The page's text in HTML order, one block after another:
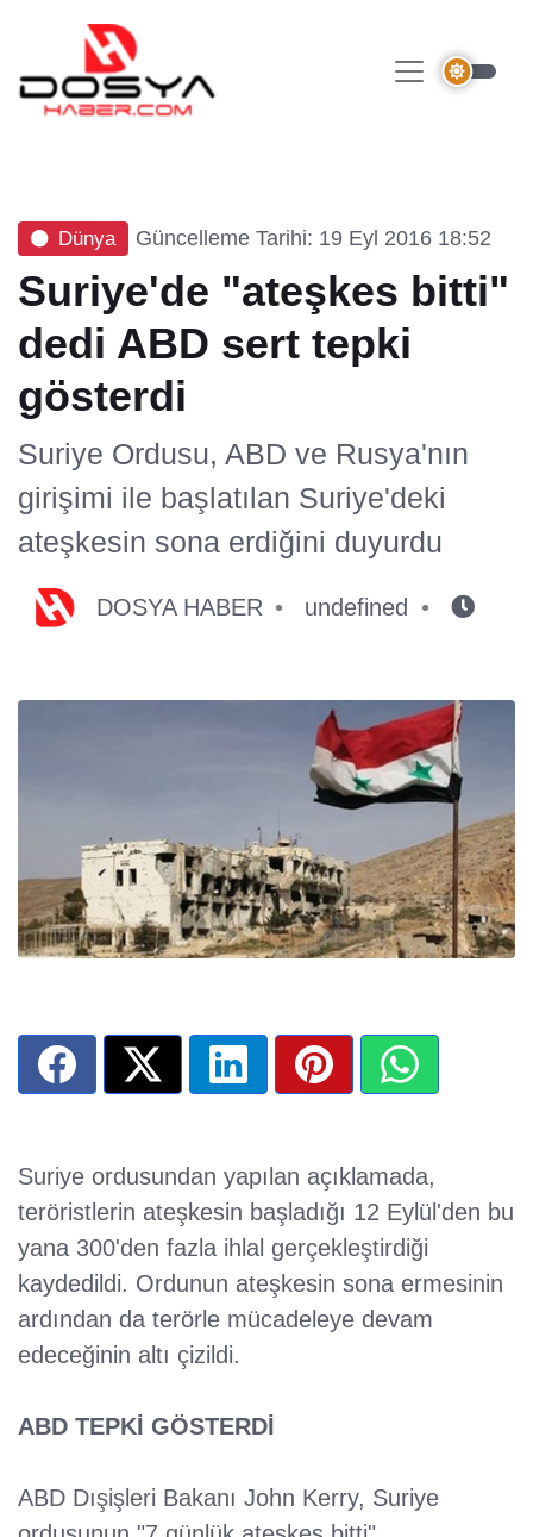
Dünya Güncelleme Tarihi: 19 Eyl 2016 18:52
Suriye'de "ateşkes bitti"
dedi ABD sert tepki
gösterdi
Suriye Ordusu, ABD ve Rusya'nın
girişimi ile başlatılan Suriye'deki
ateşkesin sona erdiğini duyurdu
DOSYA HABER undefined
Suriye ordusundan yapılan açıklamada,
teröristlerin ateşkesin başladığı 12 Eylül'den bu
yana 300'den fazla ihlal gerçekleştirdiği
kaydedildi. Ordunun ateşkesin sona ermesinin
ardından da terörle mücadeleye devam
edeceğinin altı çizildi.
ABD TEPKİ GÖSTERDİ
ABD Dışişleri Bakanı John Kerry, Suriye